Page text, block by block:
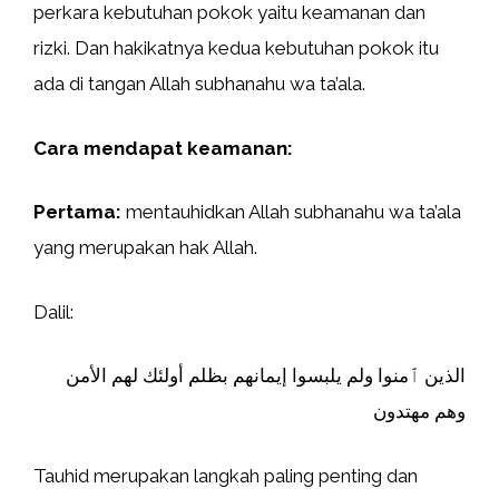
perkara kebutuhan pokok yaitu keamanan dan
rizki. Dan hakikatnya kedua kebutuhan pokok itu
ada di tangan Allah subhanahu wa ta’ala.
Cara mendapat keamanan:
Pertama: mentauhidkan Allah subhanahu wa ta’ala
yang merupakan hak Allah.
Dalil:
الذين ٱمنوا ولم يلبسوا إيمانهم بظلم أولئك لهم الأمن
وهم مهتدون
Tauhid merupakan langkah paling penting dan